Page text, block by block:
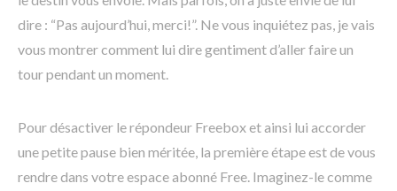
dire : “Pas aujourd’hui, merci!”. Ne vous inquiétez pas, je vais
vous montrer comment lui dire gentiment d’aller faire un
tour pendant un moment.
Pour désactiver le répondeur Freebox et ainsi lui accorder
une petite pause bien méritée, la première étape est de vous
rendre dans votre espace abonné Free. Imaginez-le comme